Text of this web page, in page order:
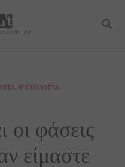
, ΨΥΧΟΛΟΓΊΑ
φάσεις
είμαστε